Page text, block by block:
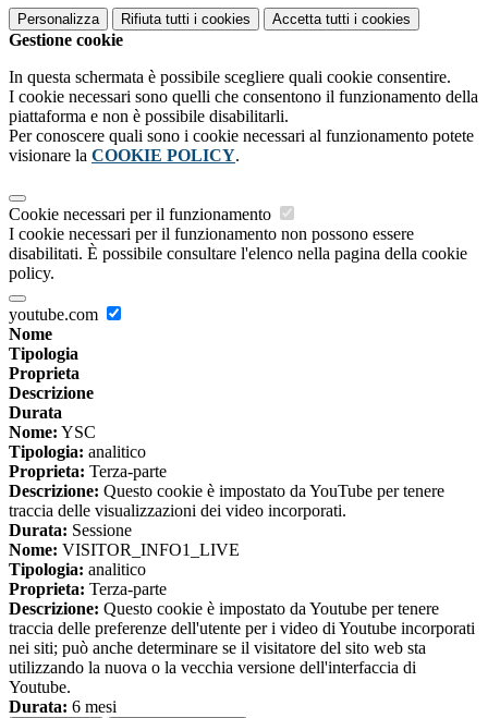
Personalizza Rifiuta tutti i cookies Accetta tutti i cookies
Gestione cookie
In questa schermata è possibile scegliere quali cookie consentire.
I cookie necessari sono quelli che consentono il funzionamento della
piattaforma e non è possibile disabilitarli.
Per conoscere quali sono i cookie necessari al funzionamento potete
visionare la COOKIE POLICY.
Cookie necessari per il funzionamento
I cookie necessari per il funzionamento non possono essere
disabilitati. È possibile consultare l'elenco nella pagina della cookie
policy.
youtube.com
Nome
Tipologia
Proprieta
Descrizione
Durata
Nome: YSC
Tipologia: analitico
Proprieta: Terza-parte
Descrizione: Questo cookie è impostato da YouTube per tenere
traccia delle visualizzazioni dei video incorporati.
Durata: Sessione
Nome: VISITOR_INFO1_LIVE
Tipologia: analitico
Proprieta: Terza-parte
Descrizione: Questo cookie è impostato da Youtube per tenere
traccia delle preferenze dell'utente per i video di Youtube incorporati
nei siti; può anche determinare se il visitatore del sito web sta
utilizzando la nuova o la vecchia versione dell'interfaccia di
Youtube.
Durata: 6 mesi